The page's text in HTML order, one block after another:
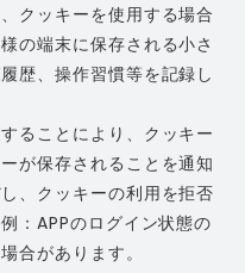
クッキーを使用する場合
の端末に保存される小さ
歴、操作習慣等を記録し
ることにより、クッキー
が保存されることを通知
、クッキーの利用を拒否
：APPのログイン状態の
合があります。